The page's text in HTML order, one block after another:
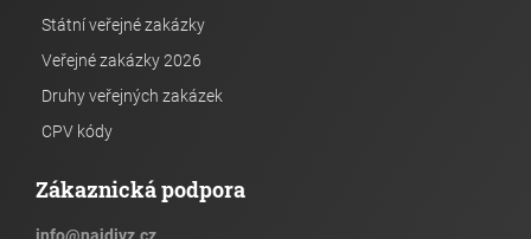
Státní veřejné zakázky
Veřejné zakázky 2026
Druhy veřejných zakázek
CPV kódy
Zákaznická podpora